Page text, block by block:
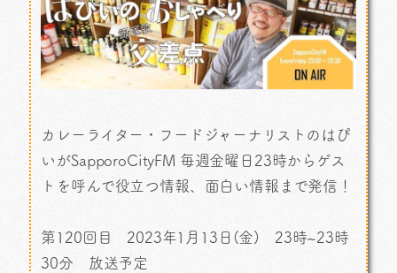
カレーライター・フードジャーナリストのはぴ
いがSapporoCityFM 毎週金曜日23時からゲス
トを呼んで役立つ情報、面白い情報まで発信！
第120回目 2023年1月13日(金) 23時~23時
30分 放送予定